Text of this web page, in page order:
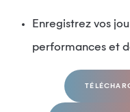
Enregistrez vos
performances et